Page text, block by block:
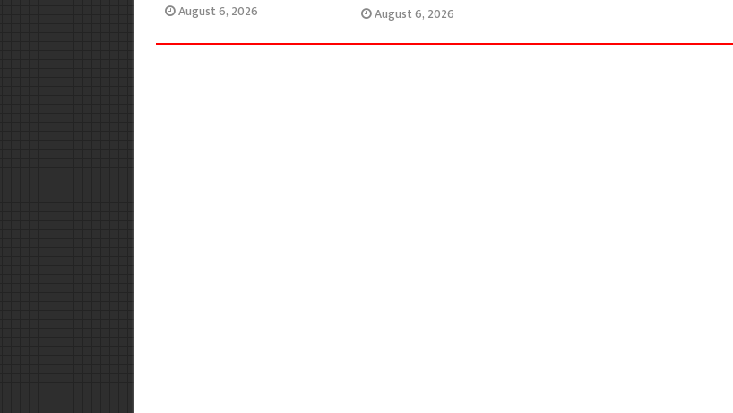
August 6, 2026 August 6, 2026